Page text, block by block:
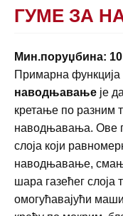
ГУМЕ ЗА
Мин.поруџбина:
Примарна функција
наводњавање је
кретање по разним
наводњавања. Ове
слоја који
наводњавање,
шара газећег слоја
омогућавајући